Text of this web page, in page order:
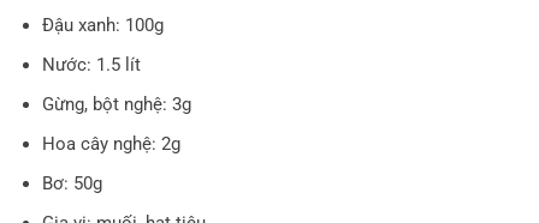
Đậu xanh: 100g
Nước: 1.5 lít
Gừng, bột nghệ: 3g
Hoa cây nghệ: 2g
Bơ: 50g